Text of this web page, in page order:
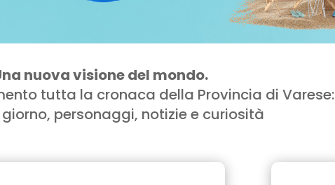
nuova visione del mondo.
tutta la cronaca della Provincia di Varese:
personaggi, notizie e curiosità